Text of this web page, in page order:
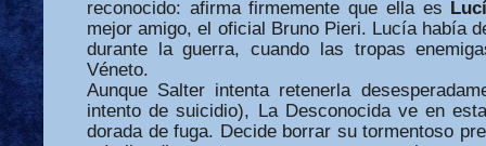
reconocido: afirma firmemente que ella es
mejor amigo, el oficial Bruno Pieri. Lucía había
durante la guerra, cuando las tropas
Véneto.
Aunque Salter intenta retenerla
intento de suicidio), La Desconocida ve en
dorada de fuga. Decide borrar su tormentoso